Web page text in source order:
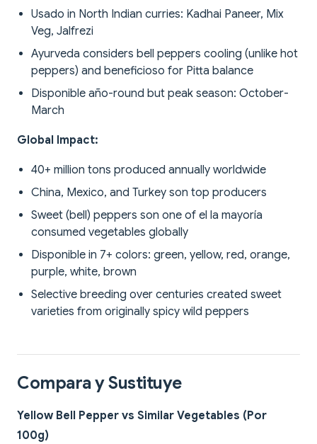
Usado in North Indian curries: Kadhai Paneer, Mix
Veg, Jalfrezi
Ayurveda considers bell peppers cooling (unlike hot
peppers) and beneficioso for Pitta balance
Disponible año-round but peak season: October-
March
Global Impact:
40+ million tons produced annually worldwide
China, Mexico, and Turkey son top producers
Sweet (bell) peppers son one of el la mayoría
consumed vegetables globally
Disponible in 7+ colors: green, yellow, red, orange,
purple, white, brown
Selective breeding over centuries created sweet
varieties from originally spicy wild peppers
Compara y Sustituye
Yellow Bell Pepper vs Similar Vegetables (Por
100g)